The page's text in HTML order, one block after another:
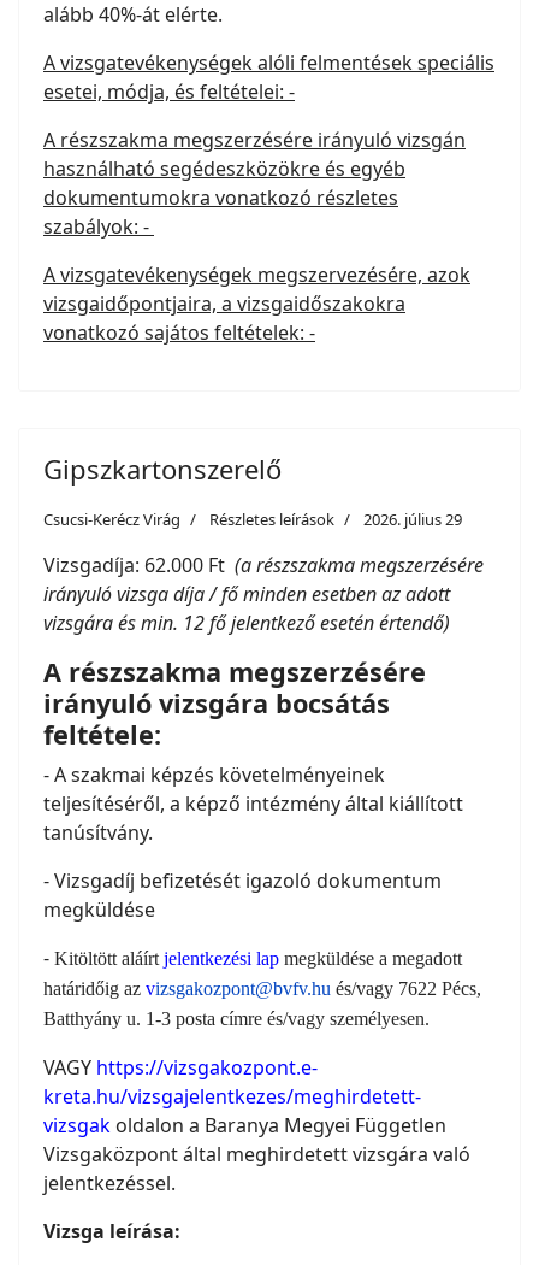
alább 40%-át elérte.
A vizsgatevékenységek alóli felmentések speciális
esetei, módja, és feltételei: -
A részszakma megszerzésére irányuló vizsgán
használható segédeszközökre és egyéb
dokumentumokra vonatkozó részletes
szabályok: -
A vizsgatevékenységek megszervezésére, azok
vizsgaidőpontjaira, a vizsgaidőszakokra
vonatkozó sajátos feltételek: -
Gipszkartonszerelő
Csucsi-Kerécz Virág Részletes leírások 2026. július 29
Vizsgadíja: 62.000 Ft (a részszakma megszerzésére
irányuló vizsga díja / fő minden esetben az adott
vizsgára és min. 12 fő jelentkező esetén értendő)
A részszakma megszerzésére
irányuló vizsgára bocsátás
feltétele:
- A szakmai képzés követelményeinek
teljesítéséről, a képző intézmény által kiállított
tanúsítvány.
- Vizsgadíj befizetését igazoló dokumentum
megküldése
- Kitöltött aláírt jelentkezési lap megküldése a megadott
határidőig az vizsgakozpont@bvfv.hu és/vagy 7622 Pécs,
Batthyány u. 1-3 posta címre és/vagy személyesen.
VAGY https://vizsgakozpont.e-
kreta.hu/vizsgajelentkezes/meghirdetett-
vizsgak oldalon a Baranya Megyei Független
Vizsgaközpont által meghirdetett vizsgára való
jelentkezéssel.
Vizsga leírása: